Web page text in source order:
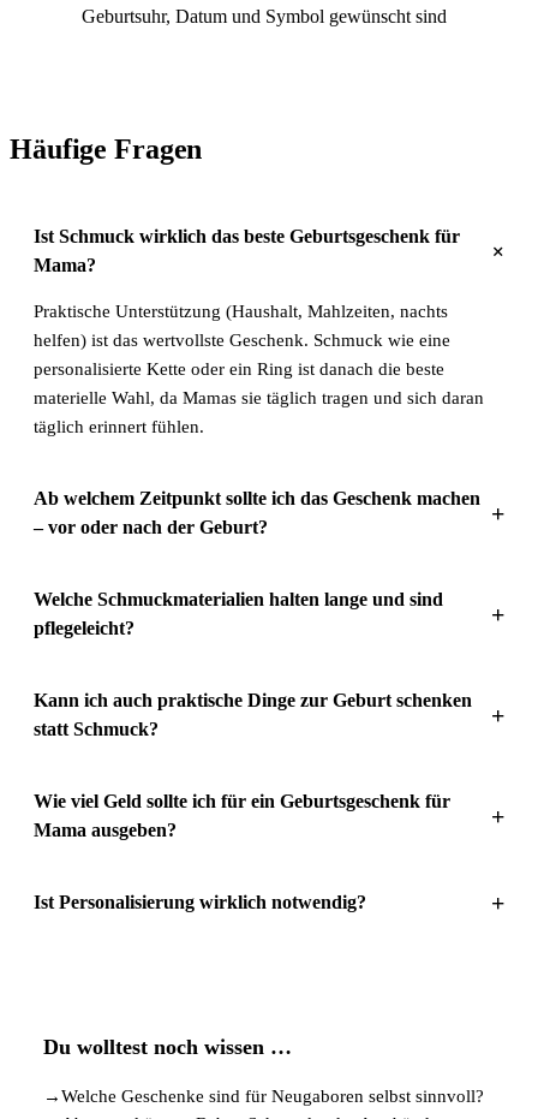
Geburtsuhr, Datum und Symbol gewünscht sind
Häufige Fragen
Ist Schmuck wirklich das beste Geburtsgeschenk für
Mama?
+
Praktische Unterstützung (Haushalt, Mahlzeiten, nachts
helfen) ist das wertvollste Geschenk. Schmuck wie eine
personalisierte Kette oder ein Ring ist danach die beste
materielle Wahl, da Mamas sie täglich tragen und sich daran
täglich erinnert fühlen.
Ab welchem Zeitpunkt sollte ich das Geschenk machen
– vor oder nach der Geburt?
+
Welche Schmuckmaterialien halten lange und sind
pflegeleicht?
+
Kann ich auch praktische Dinge zur Geburt schenken
statt Schmuck?
+
Wie viel Geld sollte ich für ein Geburtsgeschenk für
Mama ausgeben?
+
Ist Personalisierung wirklich notwendig? +
Du wolltest noch wissen …
→Welche Geschenke sind für Neugaboren selbst sinnvoll?